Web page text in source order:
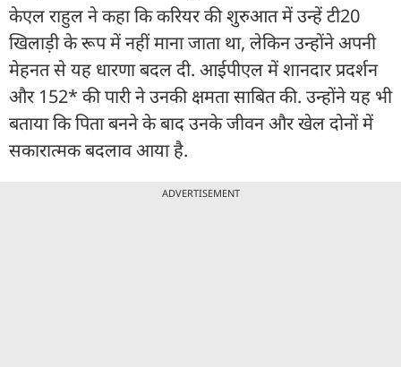
केएल राहुल ने कहा कि करियर की शुरुआत में उन्हें टी20
खिलाड़ी के रूप में नहीं माना जाता था, लेकिन उन्होंने अपनी
मेहनत से यह धारणा बदल दी. आईपीएल में शानदार प्रदर्शन
और 152* की पारी ने उनकी क्षमता साबित की. उन्होंने यह भी
बताया कि पिता बनने के बाद उनके जीवन और खेल दोनों में
सकारात्मक बदलाव आया है.
ADVERTISEMENT